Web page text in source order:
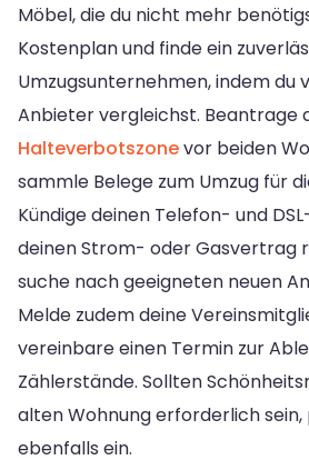
Möbel, die du nicht mehr
Kostenplan und finde ein
Umzugsunternehmen, indem du
Anbieter vergleichst. Beantrage
Halteverbotszonevor beiden
sammle Belege zum Umzug für
Kündige deinen Telefon- und
deinen Strom- oder Gasvertrag
suche nach geeigneten neuen
Melde zudem deine
vereinbare einen Termin zur
Zählerstände. Sollten
alten Wohnung erforderlich sein,
ebenfalls ein.